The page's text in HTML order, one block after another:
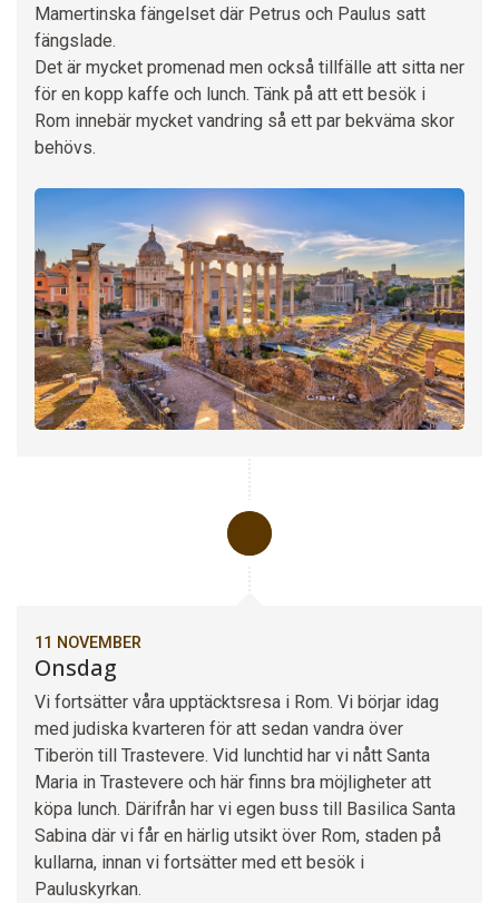
Mamertinska fängelset där Petrus och Paulus satt
fängslade.
Det är mycket promenad men också tillfälle att sitta ner
för en kopp kaffe och lunch. Tänk på att ett besök i
Rom innebär mycket vandring så ett par bekväma skor
behövs.
11 NOVEMBER
Onsdag
Vi fortsätter våra upptäcktsresa i Rom. Vi börjar idag
med judiska kvarteren för att sedan vandra över
Tiberön till Trastevere. Vid lunchtid har vi nått Santa
Maria in Trastevere och här finns bra möjligheter att
köpa lunch. Därifrån har vi egen buss till Basilica Santa
Sabina där vi får en härlig utsikt över Rom, staden på
kullarna, innan vi fortsätter med ett besök i
Pauluskyrkan.